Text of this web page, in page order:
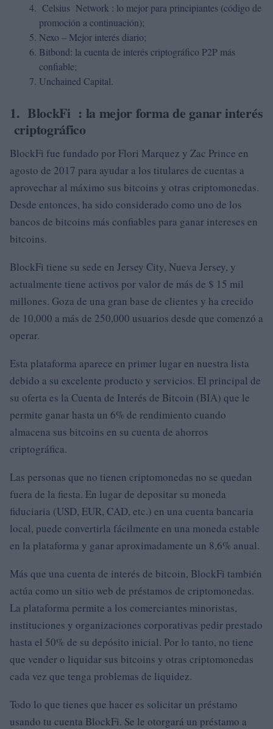
Celsius Network : lo mejor para principiantes (código de
promoción a continuación);
Nexo – Mejor interés diario;
Bitbond: la cuenta de interés criptográfico P2P más
confiable;
Unchained Capital.
1. BlockFi : la mejor forma de ganar interés
criptográfico
BlockFi fue fundado por Flori Marquez y Zac Prince en
agosto de 2017 para ayudar a los titulares de cuentas a
aprovechar al máximo sus bitcoins y otras criptomonedas.
Desde entonces, ha sido considerado como uno de los
bancos de bitcoins más confiables para ganar intereses en
bitcoins.
BlockFi tiene su sede en Jersey City, Nueva Jersey, y
actualmente tiene activos por valor de más de $ 15 mil
millones. Goza de una gran base de clientes y ha crecido
de 10,000 a más de 250,000 usuarios desde que comenzó a
operar.
Esta plataforma aparece en primer lugar en nuestra lista
debido a su excelente producto y servicios. El principal de
su oferta es la Cuenta de Interés de Bitcoin (BIA) que le
permite ganar hasta un 6% de rendimiento cuando
almacena sus bitcoins en su cuenta de ahorros
criptográfica.
Las personas que no tienen criptomonedas no se quedan
fuera de la fiesta. En lugar de depositar su moneda
fiduciaria (USD, EUR, CAD, etc.) en una cuenta bancaria
local, puede convertirla fácilmente en una moneda estable
en la plataforma y ganar aproximadamente un 8,6% anual.
Más que una cuenta de interés de bitcoin, BlockFi también
actúa como un sitio web de préstamos de criptomonedas.
La plataforma permite a los comerciantes minoristas,
instituciones y organizaciones corporativas pedir prestado
hasta el 50% de su depósito inicial. Por lo tanto, no tiene
que vender o liquidar sus bitcoins y otras criptomonedas
cada vez que tenga problemas de liquidez.
Todo lo que tienes que hacer es solicitar un préstamo
usando tu cuenta BlockFi. Se le otorgará un préstamo a